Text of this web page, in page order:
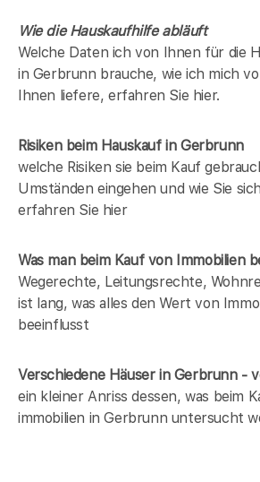
Wie die Hauskaufhilfe abläuft
Welche Daten ich von Ihnen für die
in Gerbrunn brauche, wie ich mich
Ihnen liefere, erfahren Sie hier.
Risiken beim Hauskaufin Gerbrunn
welche Risiken sie beim Kauf
Umständen eingehen und wie Sie
erfahren Sie hier
Was man beim Kauf von Immobilien
Wegerechte, Leitungsrechte,
ist lang, was alles den Wert von
beeinflusst
Verschiedene Häuser in Gerbrunn -
ein kleiner Anriss dessen, was beim
immobilien in Gerbrunn untersucht